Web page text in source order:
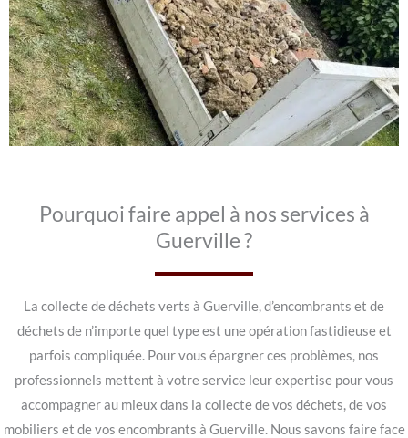
Pourquoi faire appel à nos services à
Guerville ?
La collecte de déchets verts à Guerville, d’encombrants et de
déchets de n’importe quel type est une opération fastidieuse et
parfois compliquée. Pour vous épargner ces problèmes, nos
professionnels mettent à votre service leur expertise pour vous
accompagner au mieux dans la collecte de vos déchets, de vos
mobiliers et de vos encombrants à Guerville. Nous savons faire face